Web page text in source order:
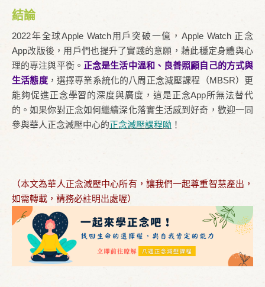
結論
2022年全球Apple Watch用戶突破一億，Apple Watch 正念
App改版後，用戶們也提升了實踐的意願，藉此穩定身體與心
理的專注與平衡。 正念是生活中溫和、良善照顧自己的方式與
生活態度，選擇專業系統化的八周正念減壓課程（MBSR）更
能夠促進正念學習的深度與廣度，這是正念App所無法替代
的。如果你對正念如何繼續深化落實生活感到好奇，歡迎一同
參與華人正念減壓中心的正念減壓課程呦 ！
（本文為華人正念減壓中心所有，讓我們一起尊重智慧產出，
如需轉載，請務必註明出處喔）